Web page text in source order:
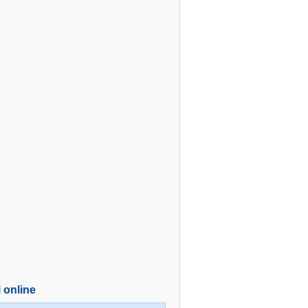
online